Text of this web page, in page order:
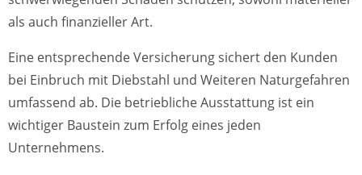
als auch finanzieller Art.
Eine entsprechende Versicherung sichert den Kunden
bei Einbruch mit Diebstahl und Weiteren Naturgefahren
umfassend ab. Die betriebliche Ausstattung ist ein
wichtiger Baustein zum Erfolg eines jeden
Unternehmens.